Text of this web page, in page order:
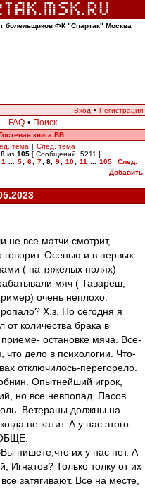
болельщиков ФК "Спартак" Москва
Вход • Регистрация
FAQ • Поиск
книга ВВ
тема | След. тема
8из 105[ Сообщений: 5211 ]
1 5 6 7 8, 9 10 11 105
След.
Добавить
не все матчи смотрит,
говорит. Осенью и в первых
( на тяжелых полях)
мяч ( Тавареш,
очень неплохо.
Х.з. Но сегодня я
от количества брака в
остановке мяча. Все-
что дело в психологии. Что-
отключилось-перегорело.
Опытнейший игрок,
но все невпопад. Пасов
Ветераны должны на
не катит. А у нас этого
пишете,что их у нас нет. А
Игнатов? Только толку от их
затягивают. Все на месте,